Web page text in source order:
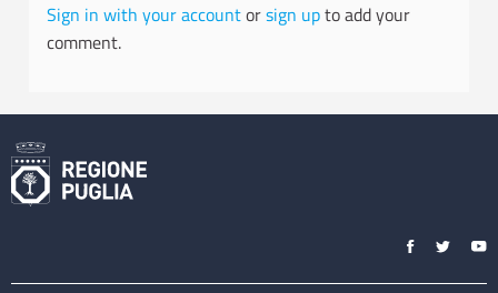
Sign in with your accountorsign upto add your
comment.